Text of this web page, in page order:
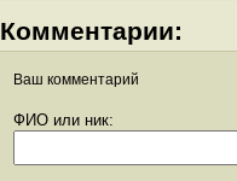
Комментарии:
Ваш комментарий
ФИО или ник: